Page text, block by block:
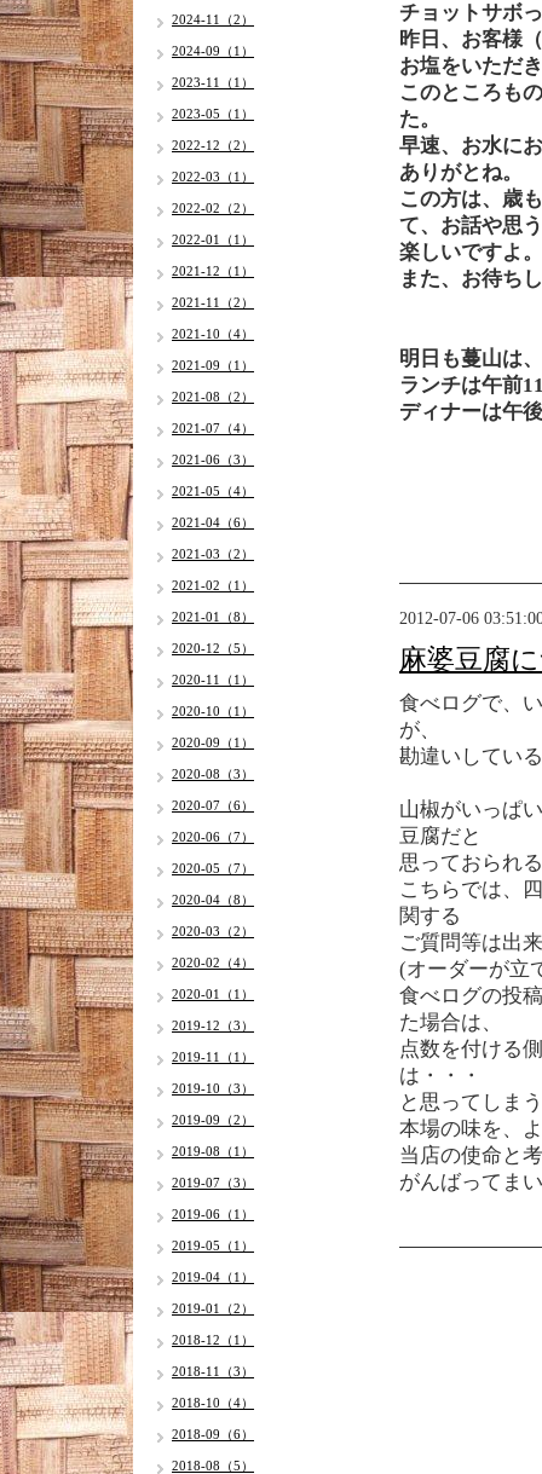
チョットサボ
昨日、お客様
お塩をいただ
このところも
た。
早速、お水に
ありがとね
この方は、歳
て、お話や思
楽しいですよ。
また、お待ち
明日も蔓山は
ランチは午前
ディナーは午
2012-07-06
麻婆豆腐
食べログで、
が、
勘違いしてい
山椒がいっぱ
豆腐だと
思っておられ
こちらでは、
関する
ご質問等は出
(オーダーが立
食べログの投
た場合は、
点数を付ける
は・・・
と思ってしま
本場の味を、
当店の使命と
がんばってま
2024-11（2）
2024-09（1）
2023-11（1）
2023-05（1）
2022-12（2）
2022-03（1）
2022-02（2）
2022-01（1）
2021-12（1）
2021-11（2）
2021-10（4）
2021-09（1）
2021-08（2）
2021-07（4）
2021-06（3）
2021-05（4）
2021-04（6）
2021-03（2）
2021-02（1）
2021-01（8）
2020-12（5）
2020-11（1）
2020-10（1）
2020-09（1）
2020-08（3）
2020-07（6）
2020-06（7）
2020-05（7）
2020-04（8）
2020-03（2）
2020-02（4）
2020-01（1）
2019-12（3）
2019-11（1）
2019-10（3）
2019-09（2）
2019-08（1）
2019-07（3）
2019-06（1）
2019-05（1）
2019-04（1）
2019-01（2）
2018-12（1）
2018-11（3）
2018-10（4）
2018-09（6）
2018-08（5）